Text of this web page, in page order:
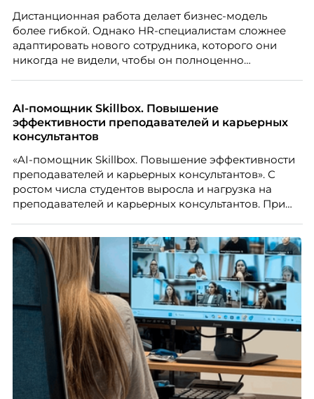
Дистанционная работа делает бизнес-модель
более гибкой. Однако HR-специалистам сложнее
адаптировать нового сотрудника, которого они
никогда не видели, чтобы он полноценно
AI-помощник Skillbox. Повышение
эффективности преподавателей и карьерных
консультантов
«AI-помощник Skillbox. Повышение эффективности
преподавателей и карьерных консультантов». С
ростом числа студентов выросла и нагрузка на
преподавателей и карьерных консультантов. При
повысить эффективность сотрудников, ускорить
процессы, сохранить качество поддержки и
масштабироваться без роста команды. Так и
появился AI-помощник, встроенный в платформу
Skillbox.